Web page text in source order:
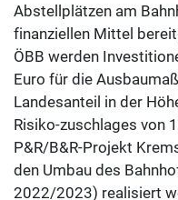
Abstellplätzen am
finanziellen Mittel
ÖBB werden
Euro für die
Landesanteil in der
Risiko-zuschlages von
P&R/B&R-Projekt
den Umbau des
2022/2023) realisiert